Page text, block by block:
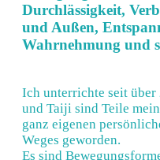
Durchlässigkeit,
und Außen,
Wahrnehmung und
Ich unterrichte seit über
und Taiji sind Teile
ganz eigenen
Weges geworden.
Es sind